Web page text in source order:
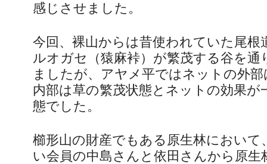
感じさせました。
今回、裸山からは昔使われていた尾根
ルオガセ（猿麻裃）が繁茂する谷を通
ましたが、アヤメ平ではネットの外
内部は草の繁茂状態とネットの効果が
態でした。
櫛形山の財産でもある原生林において
い会員の中島さんと依田さんから原生